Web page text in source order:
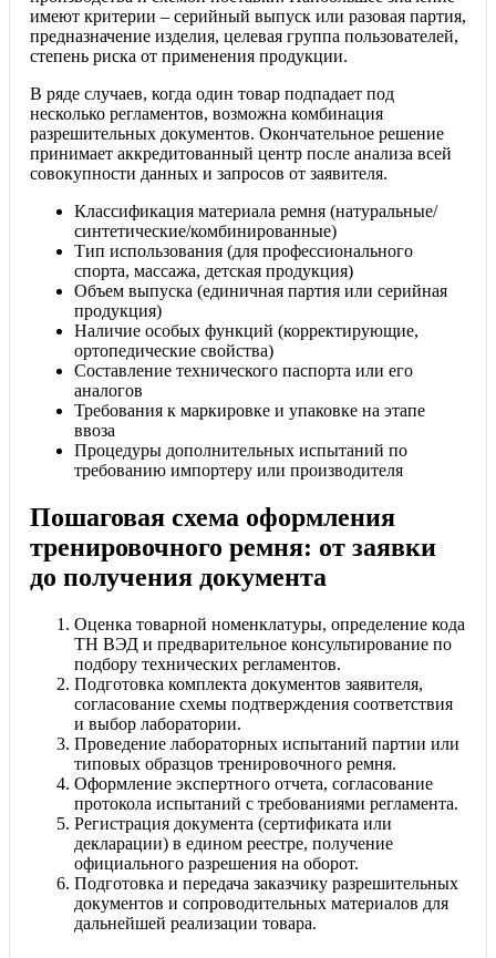
имеют критерии – серийный выпуск или разовая партия,
предназначение изделия, целевая группа пользователей,
степень риска от применения продукции.
В ряде случаев, когда один товар подпадает под
несколько регламентов, возможна комбинация
разрешительных документов. Окончательное решение
принимает аккредитованный центр после анализа всей
совокупности данных и запросов от заявителя.
Классификация материала ремня (натуральные/
синтетические/комбинированные)
Тип использования (для профессионального
спорта, массажа, детская продукция)
Объем выпуска (единичная партия или серийная
продукция)
Наличие особых функций (корректирующие,
ортопедические свойства)
Составление технического паспорта или его
аналогов
Требования к маркировке и упаковке на этапе
ввоза
Процедуры дополнительных испытаний по
требованию импортеру или производителя
Пошаговая схема оформления
тренировочного ремня: от заявки
до получения документа
Оценка товарной номенклатуры, определение кода
ТН ВЭД и предварительное консультирование по
подбору технических регламентов.
Подготовка комплекта документов заявителя,
согласование схемы подтверждения соответствия
и выбор лаборатории.
Проведение лабораторных испытаний партии или
типовых образцов тренировочного ремня.
Оформление экспертного отчета, согласование
протокола испытаний с требованиями регламента.
Регистрация документа (сертификата или
декларации) в едином реестре, получение
официального разрешения на оборот.
Подготовка и передача заказчику разрешительных
документов и сопроводительных материалов для
дальнейшей реализации товара.